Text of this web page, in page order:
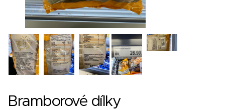
Bramborové dílky